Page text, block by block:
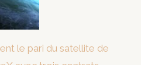
le pari du satellite de